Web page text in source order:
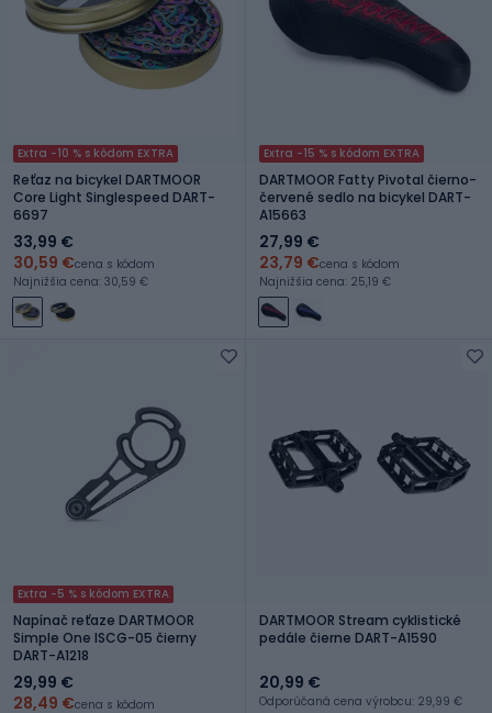
Extra -10 % s kódom EXTRA
Reťaz na bicykel DARTMOOR
Core Light Singlespeed DART-
6697
33,99 €
30,59 €cena s kódom
Najnižšia cena: 30,59 €
Extra -15 % s kódom EXTRA
DARTMOOR Fatty Pivotal čierno-
červené sedlo na bicykel DART-
A15663
27,99 €
23,79 €cena s kódom
Najnižšia cena: 25,19 €
Extra -5 % s kódom EXTRA
Napínač reťaze DARTMOOR
Simple One ISCG-05 čierny
DART-A1218
29,99 €
28,49 €cena s kódom
DARTMOOR Stream cyklistické
pedále čierne DART-A1590
20,99 €
Odporúčaná cena výrobcu: 29,99 €